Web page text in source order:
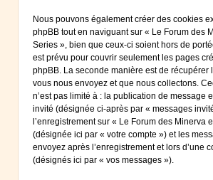
Nous pouvons également créer des cookies
phpBB tout en naviguant sur « Le Forum des
Series », bien que ceux-ci soient hors de
est prévu pour couvrir seulement les pages
phpBB. La seconde manière est de récupérer
vous nous envoyez et que nous collectons.
n’est pas limité à : la publication de message
invité (désignée ci-après par « messages
l’enregistrement sur « Le Forum des Minerva
(désignée ici par « votre compte ») et les
envoyez après l’enregistrement et lors d’une
(désignés ici par « vos messages »).